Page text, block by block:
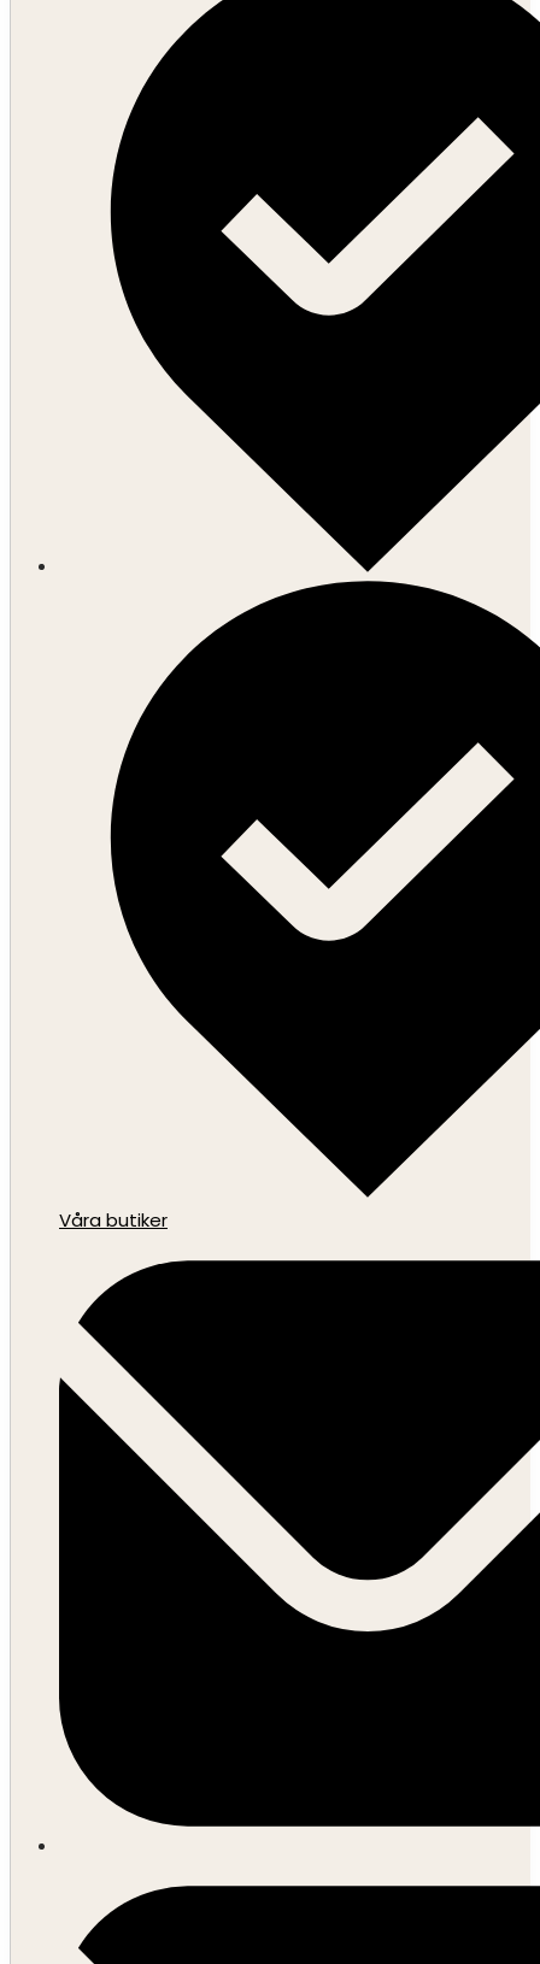
Våra butiker